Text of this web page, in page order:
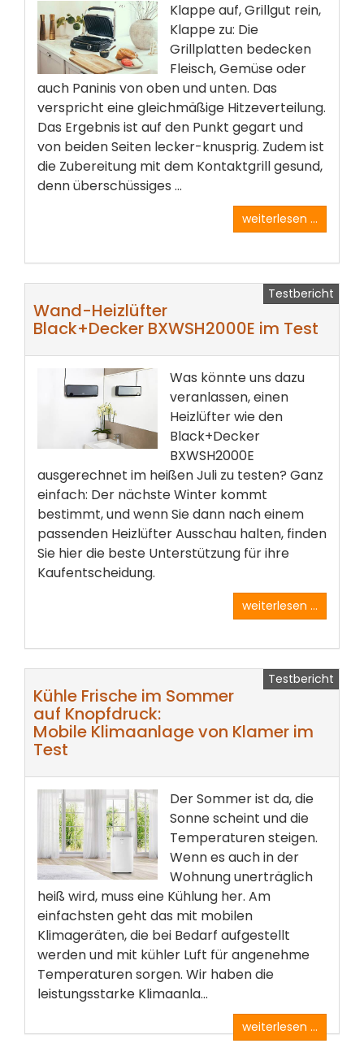
Klappe auf, Grillgut rein,
Klappe zu: Die
Grillplatten bedecken
Fleisch, Gemüse oder
auch Paninis von oben und unten. Das
verspricht eine gleichmäßige Hitzeverteilung.
Das Ergebnis ist auf den Punkt gegart und
von beiden Seiten lecker-knusprig. Zudem ist
die Zubereitung mit dem Kontaktgrill gesund,
denn überschüssiges ...
weiterlesen ...
Testbericht
Wand-Heizlüfter
Black+Decker BXWSH2000E im Test
Was könnte uns dazu
veranlassen, einen
Heizlüfter wie den
Black+Decker
BXWSH2000E
ausgerechnet im heißen Juli zu testen? Ganz
einfach: Der nächste Winter kommt
bestimmt, und wenn Sie dann nach einem
passenden Heizlüfter Ausschau halten, finden
Sie hier die beste Unterstützung für ihre
Kaufentscheidung.
weiterlesen ...
Testbericht
Kühle Frische im Sommer
auf Knopfdruck:
Mobile Klimaanlage von Klamer im
Test
Der Sommer ist da, die
Sonne scheint und die
Temperaturen steigen.
Wenn es auch in der
Wohnung unerträglich
heiß wird, muss eine Kühlung her. Am
einfachsten geht das mit mobilen
Klimageräten, die bei Bedarf aufgestellt
werden und mit kühler Luft für angenehme
Temperaturen sorgen. Wir haben die
leistungsstarke Klimaanla...
weiterlesen ...